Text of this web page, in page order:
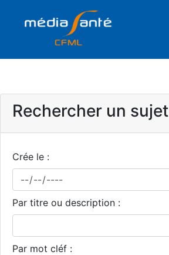
Rechercher un sujet
Crée le :
Par titre ou description :
Par mot cléf :